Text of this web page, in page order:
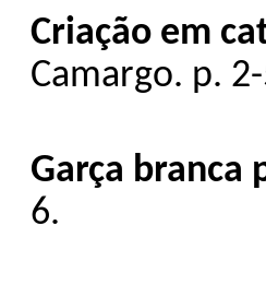
Criação em
Camargo. p.
Garça branca
6.